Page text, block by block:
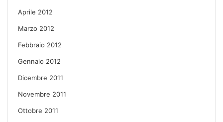
Aprile 2012
Marzo 2012
Febbraio 2012
Gennaio 2012
Dicembre 2011
Novembre 2011
Ottobre 2011